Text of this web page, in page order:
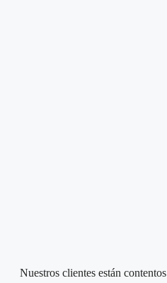
Nuestros clientes están contentos